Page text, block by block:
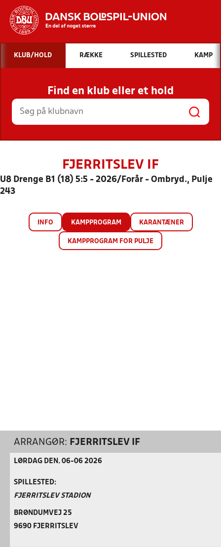
Hvad vil du søge efter?
INDHOLD OG NYHEDER
STILLINGER, RESULTATER, KLUBBER OG
HOLD
KLUB/HOLD RÆKKE SPILLESTED KAMP
Find en klub eller et hold
FJERRITSLEV IF
U8 Drenge B1 (18) 5:5 - 2026/Forår - Ombryd., Pulje
243
INFO KAMPPROGRAM KARANTÆNER
KAMPPROGRAM FOR PULJE
ARRANGØR: FJERRITSLEV IF
LØRDAG DEN. 06-06 2026
SPILLESTED:
FJERRITSLEV STADION
BRØNDUMVEJ 25
9690 FJERRITSLEV